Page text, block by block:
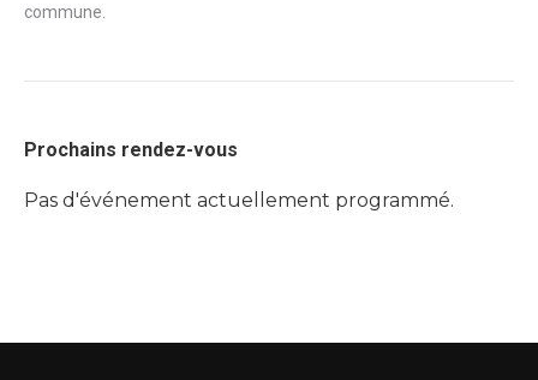
commune.
Prochains rendez-vous
Pas d'événement actuellement programmé.